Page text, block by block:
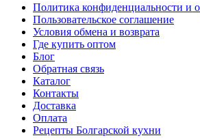
Политика конфиденциальности и
Пользовательское соглашение
Условия обмена и возврата
Где купить оптом
Блог
Обратная связь
Каталог
Контакты
Доставка
Оплата
Рецепты Болгарской кухни